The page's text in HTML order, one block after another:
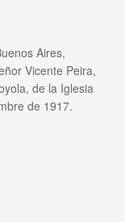
Aires,
Vicente Peira,
de la Iglesia
de 1917.